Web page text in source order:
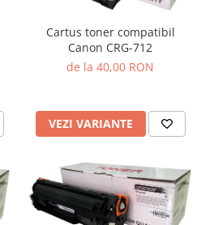
Cartus toner compatibil
Canon CRG-712
de la 40,00 RON
VEZI VARIANTE